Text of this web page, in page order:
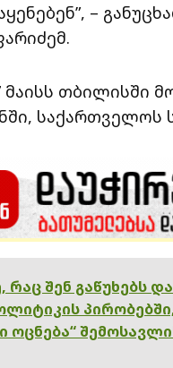
–
მაისს თბილისში
საქართველოს
რაც შენ გაწუხებს
ოცნება“